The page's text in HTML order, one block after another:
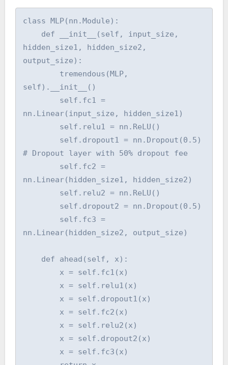
class MLP(nn.Module):
hidden_size1, hidden_size2,
output_size):
self).__init__()
nn.Linear(input_size, hidden_size1)
# Dropout layer with 50% dropout fee
nn.Linear(hidden_size1, hidden_size2)
nn.Linear(hidden_size2, output_size)